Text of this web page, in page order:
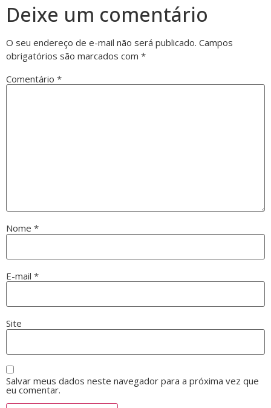
Deixe um comentário
O seu endereço de e-mail não será publicado. Campos
obrigatórios são marcados com *
Comentário *
Nome *
E-mail *
Site
Salvar meus dados neste navegador para a próxima vez que
eu comentar.